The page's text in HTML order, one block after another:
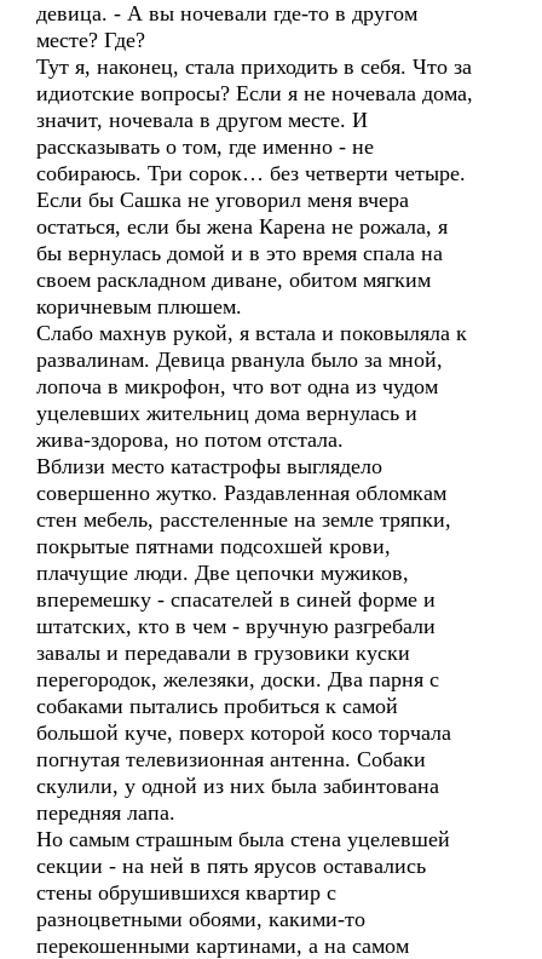
девица. - А вы ночевали где-то в другом
месте? Где?
Тут я, наконец, стала приходить в себя. Что за
идиотские вопросы? Если я не ночевала дома,
значит, ночевала в другом месте. И
рассказывать о том, где именно - не
собираюсь. Три сорок… без четверти четыре.
Если бы Сашка не уговорил меня вчера
остаться, если бы жена Карена не рожала, я
бы вернулась домой и в это время спала на
своем раскладном диване, обитом мягким
коричневым плюшем.
Слабо махнув рукой, я встала и поковыляла к
развалинам. Девица рванула было за мной,
лопоча в микрофон, что вот одна из чудом
уцелевших жительниц дома вернулась и
жива-здорова, но потом отстала.
Вблизи место катастрофы выглядело
совершенно жутко. Раздавленная обломкам
стен мебель, расстеленные на земле тряпки,
покрытые пятнами подсохшей крови,
плачущие люди. Две цепочки мужиков,
вперемешку - спасателей в синей форме и
штатских, кто в чем - вручную разгребали
завалы и передавали в грузовики куски
перегородок, железяки, доски. Два парня с
собаками пытались пробиться к самой
большой куче, поверх которой косо торчала
погнутая телевизионная антенна. Собаки
скулили, у одной из них была забинтована
передняя лапа.
Но самым страшным была стена уцелевшей
секции - на ней в пять ярусов оставались
стены обрушившихся квартир с
разноцветными обоями, какими-то
перекошенными картинами, а на самом